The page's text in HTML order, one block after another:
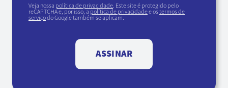
Veja nossa política de privacidade. Este site é protegido pelo
reCAPTCHA e, por isso, a política de privacidadee ostermos de
serviçodo Google também se aplicam.
ASSINAR